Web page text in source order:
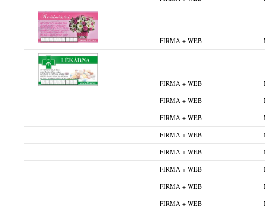
FIRMA + WEB
FIRMA + WEB
FIRMA + WEB
FIRMA + WEB
FIRMA + WEB
FIRMA + WEB
FIRMA + WEB
FIRMA + WEB
FIRMA + WEB